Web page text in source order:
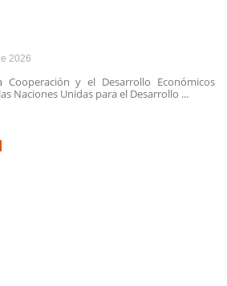
2026
Cooperación y el Desarrollo Económicos
Naciones Unidas para el Desarrollo ...